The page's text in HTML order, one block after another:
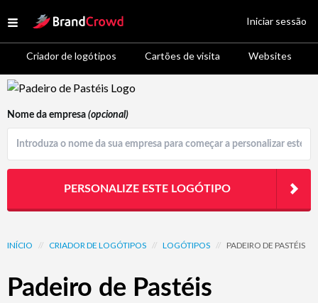
Open menu
Site Logo
Criador de logótipos Cartões de visita Websites
Iniciar sessão
Logo Template Preview
INÍCIO // CRIADOR DE LOGÓTIPOS // LOGÓTIPOS // PADEIRO DE PASTÉIS
Padeiro de Pastéis
Nome da empresa (opcional)
PERSONALIZE ESTE LOGÓTIPO